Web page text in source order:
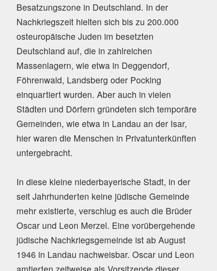
Besatzungszone in Deutschland. In der
Nachkriegszeit hielten sich bis zu 200.000
osteuropäische Juden im besetzten
Deutschland auf, die in zahlreichen
Massenlagern, wie etwa in Deggendorf,
Föhrenwald, Landsberg oder Pocking
einquartiert wurden. Aber auch in vielen
Städten und Dörfern gründeten sich temporäre
Gemeinden, wie etwa in Landau an der Isar,
hier waren die Menschen in Privatunterkünften
untergebracht.
In diese kleine niederbayerische Stadt, in der
seit Jahrhunderten keine jüdische Gemeinde
mehr existierte, verschlug es auch die Brüder
Oscar und Leon Merzel. Eine vorübergehende
jüdische Nachkriegsgemeinde ist ab August
1946 in Landau nachweisbar. Oscar und Leon